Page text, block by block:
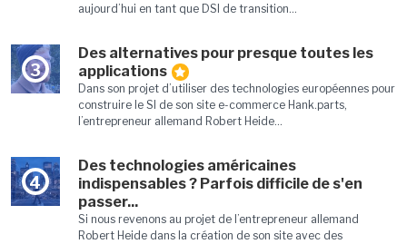
aujourd’hui en tant que DSI de transition...
3
Des alternatives pour presque toutes les
applications
Dans son projet d’utiliser des technologies européennes pour
construire le SI de son site e-commerce Hank.parts,
l’entrepreneur allemand Robert Heide...
4
Des technologies américaines
indispensables ? Parfois difficile de s'en
passer...
Si nous revenons au projet de l’entrepreneur allemand
Robert Heide dans la création de son site avec des